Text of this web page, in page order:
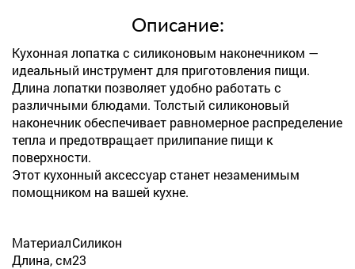
Описание:
Кухонная лопатка с силиконовым наконечником —
идеальный инструмент для приготовления пищи.
Длина лопатки позволяет удобно работать с
различными блюдами. Толстый силиконовый
наконечник обеспечивает равномерное распределение
тепла и предотвращает прилипание пищи к
поверхности.
Этот кухонный аксессуар станет незаменимым
помощником на вашей кухне.
МатериалСиликон
Длина, см23